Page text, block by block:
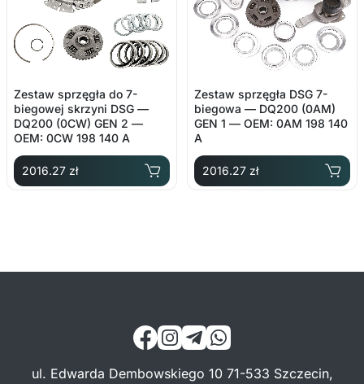
Zestaw sprzęgła do 7-
biegowej skrzyni DSG —
DQ200 (0CW) GEN 2 —
OEM: 0CW 198 140 A
2016.27 zł
Zestaw sprzęgła DSG 7-
biegowa — DQ200 (0AM)
GEN 1 — OEM: 0AM 198 140
A
2016.27 zł
ul. Edwarda Dembowskiego 10 71-533 Szczecin,